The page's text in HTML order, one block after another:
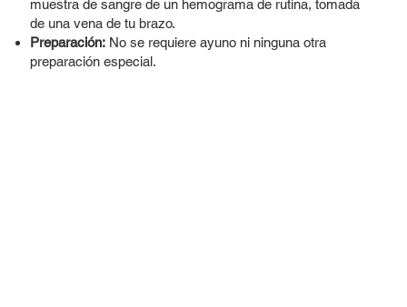
muestra de sangre de un hemograma de rutina, tomada
de una vena de tu brazo.
Preparación:No se requiere ayuno ni ninguna otra
preparación especial.